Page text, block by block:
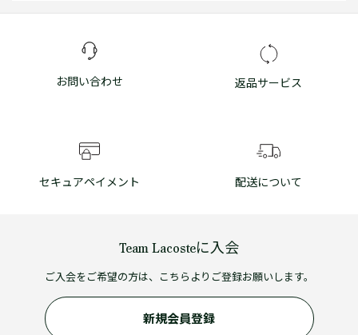
お問い合わせ 返品サービス
セキュアペイメント 配送について
Team Lacosteに入会
ご入会をご希望の方は、こちらよりご登録お願いします。
新規会員登録